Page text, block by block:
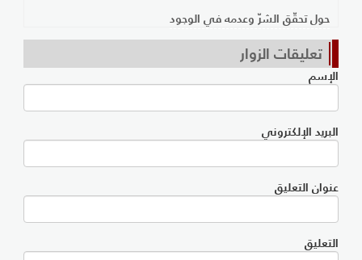
حول تحقّق الشرّ وعدمه في الوجود
تعليقات الزوار
الإسم
البريد الإلكتروني
عنوان التعليق
التعليق